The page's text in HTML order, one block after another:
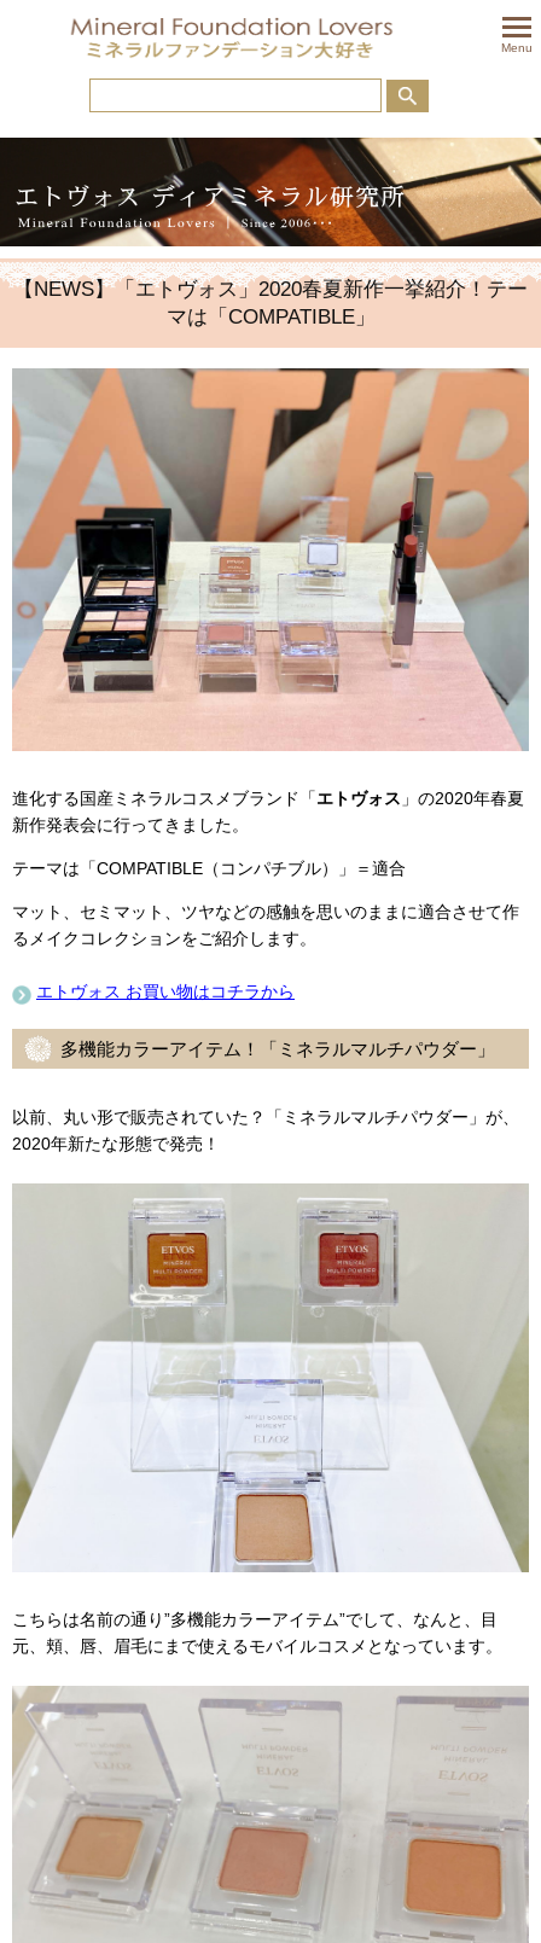
Menu
【NEWS】「エトヴォス」2020春夏新作一挙紹介！テー
マは「COMPATIBLE」
進化する国産ミネラルコスメブランド「エトヴォス 」の2020年春夏
新作発表会に行ってきました。
テーマは「COMPATIBLE（コンパチブル）」＝適合
マット、セミマット、ツヤなどの感触を思いのままに適合させて作
るメイクコレクションをご紹介します。
エトヴォス お買い物はコチラから
多機能カラーアイテム！「ミネラルマルチパウダー」
以前、丸い形で販売されていた？「ミネラルマルチパウダー」が、
2020年新たな形態で発売！
こちらは名前の通り”多機能カラーアイテム”でして、なんと、目
元、頬、唇、眉毛にまで使えるモバイルコスメとなっています。